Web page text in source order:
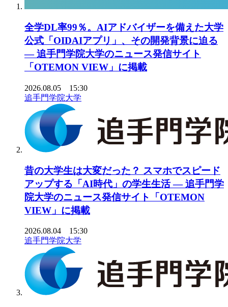
全学DL率99％。AIアドバイザーを備えた大学
公式「OIDAIアプリ」、その開発背景に迫る
― 追手門学院大学のニュース発信サイト
「OTEMON VIEW」に掲載
2026.08.05 15:30
追手門学院大学
昔の大学生は大変だった？ スマホでスピード
アップする「AI時代」の学生生活 ― 追手門学
院大学のニュース発信サイト「OTEMON
VIEW」に掲載
2026.08.04 15:30
追手門学院大学